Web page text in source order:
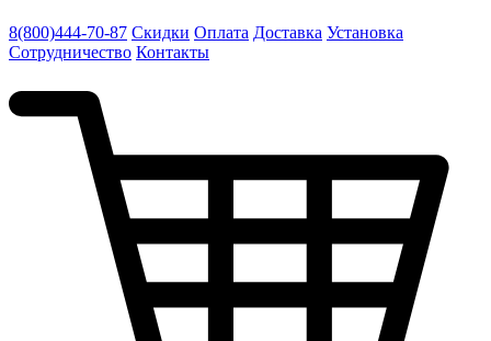
8(800)444-70-87 Скидки Оплата Доставка Установка
Сотрудничество Контакты